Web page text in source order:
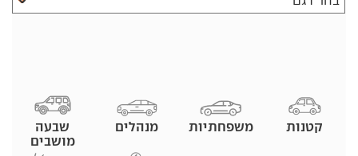
קטנות משפחתיות מנהלים
שבעה
מושבים